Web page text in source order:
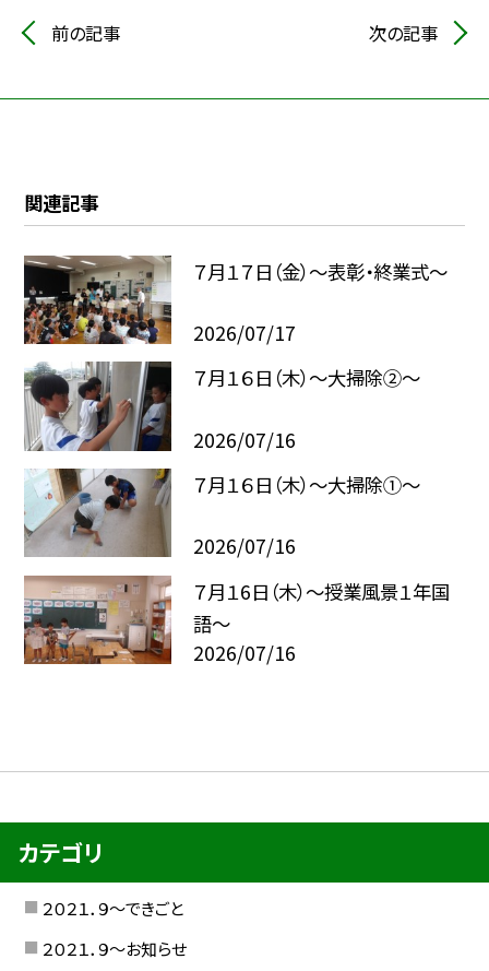
前の記事 次の記事
関連記事
７月１７日（金）～表彰・終業式～
2026/07/17
７月１６日（木）～大掃除②～
2026/07/16
７月１６日（木）～大掃除①～
2026/07/16
７月１6日（木）～授業風景１年国
語～
2026/07/16
カテゴリ
２０２１．９〜できごと
２０２１．９〜お知らせ